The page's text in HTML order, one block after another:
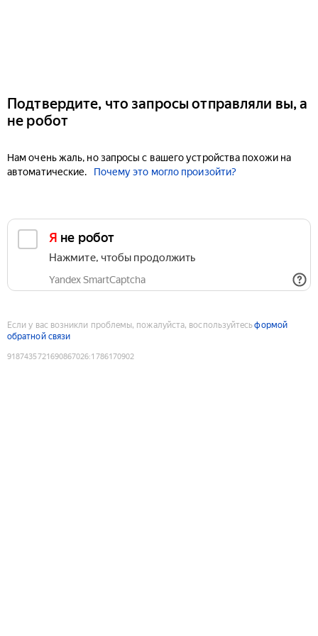
Подтвердите, что запросы отправляли вы, а
не робот
Нам очень жаль, но запросы с вашего устройства похожи на
автоматические.
Почему это могло произойти?
Я не робот
Нажмите, чтобы продолжить
Yandex SmartCaptcha
Если у вас возникли проблемы, пожалуйста, воспользуйтесьформой
обратной связи
9187435721690867026:1786170902